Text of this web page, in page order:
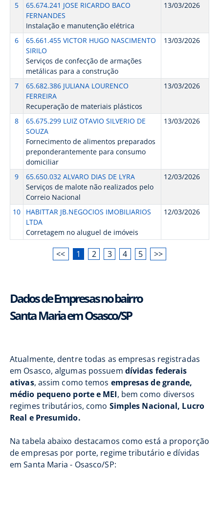
5
65.674.241 JOSE RICARDO BACO
FERNANDES
Instalação e manutenção elétrica
13/03/2026
6
65.661.455 VICTOR HUGO NASCIMENTO
SIRILO
Serviços de confecção de armações
metálicas para a construção
13/03/2026
7
65.682.386 JULIANA LOURENCO
FERREIRA
Recuperação de materiais plásticos
13/03/2026
8
65.675.299 LUIZ OTAVIO SILVERIO DE
SOUZA
Fornecimento de alimentos preparados
preponderantemente para consumo
domiciliar
13/03/2026
9
65.650.032 ALVARO DIAS DE LYRA
Serviços de malote não realizados pelo
Correio Nacional
12/03/2026
10
HABITTAR JB.NEGOCIOS IMOBILIARIOS
LTDA
Corretagem no aluguel de imóveis
12/03/2026
<< 1 2 3 4 5 >>
Dados de Empresas no bairro
Santa Maria em Osasco/SP
Atualmente, dentre todas as empresas registradas
em Osasco, algumas possuem dívidas federais
ativas, assim como temos empresas de grande,
médio pequeno porte e MEI, bem como diversos
regimes tributários, como Simples Nacional, Lucro
Real e Presumido.
Na tabela abaixo destacamos como está a proporção
de empresas por porte, regime tributário e dívidas
em Santa Maria - Osasco/SP: